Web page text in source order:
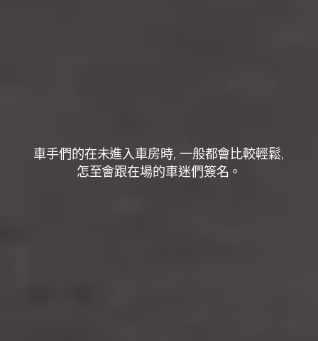
車手們的在未進入車房時, 一般都會比較輕鬆,
怎至會跟在場的車迷們簽名。